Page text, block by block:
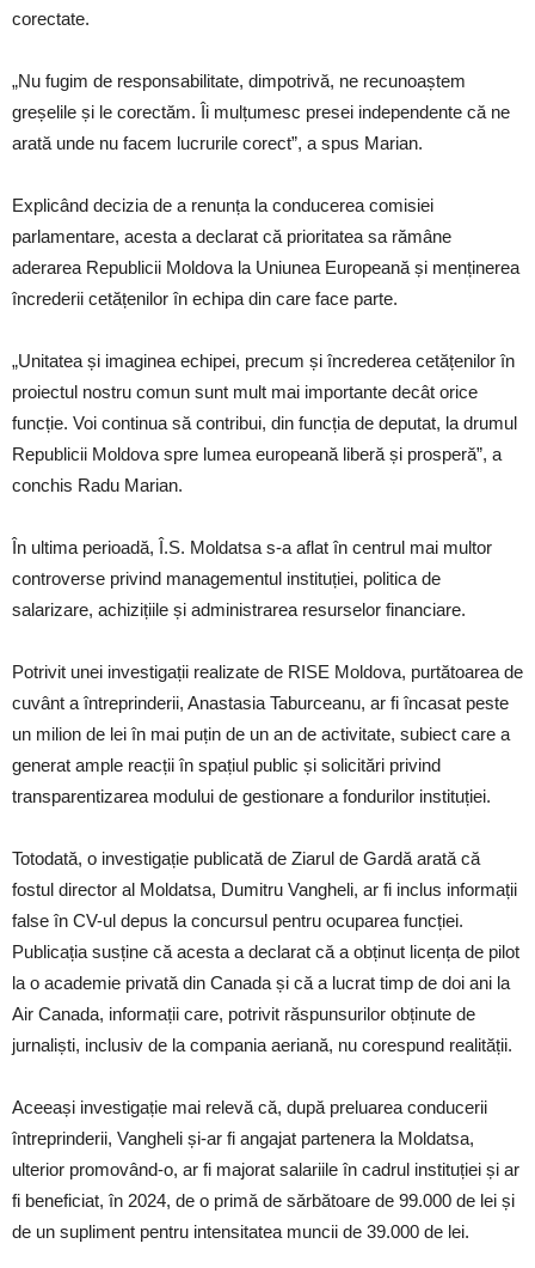
corectate.
„Nu fugim de responsabilitate, dimpotrivă, ne recunoaștem
greșelile și le corectăm. Îi mulțumesc presei independente că ne
arată unde nu facem lucrurile corect”, a spus Marian.
Explicând decizia de a renunța la conducerea comisiei
parlamentare, acesta a declarat că prioritatea sa rămâne
aderarea Republicii Moldova la Uniunea Europeană și menținerea
încrederii cetățenilor în echipa din care face parte.
„Unitatea și imaginea echipei, precum și încrederea cetățenilor în
proiectul nostru comun sunt mult mai importante decât orice
funcție. Voi continua să contribui, din funcția de deputat, la drumul
Republicii Moldova spre lumea europeană liberă și prosperă”, a
conchis Radu Marian.
În ultima perioadă, Î.S. Moldatsa s-a aflat în centrul mai multor
controverse privind managementul instituției, politica de
salarizare, achizițiile și administrarea resurselor financiare.
Potrivit unei investigații realizate de RISE Moldova, purtătoarea de
cuvânt a întreprinderii, Anastasia Taburceanu, ar fi încasat peste
un milion de lei în mai puțin de un an de activitate, subiect care a
generat ample reacții în spațiul public și solicitări privind
transparentizarea modului de gestionare a fondurilor instituției.
Totodată, o investigație publicată de Ziarul de Gardă arată că
fostul director al Moldatsa, Dumitru Vangheli, ar fi inclus informații
false în CV-ul depus la concursul pentru ocuparea funcției.
Publicația susține că acesta a declarat că a obținut licența de pilot
la o academie privată din Canada și că a lucrat timp de doi ani la
Air Canada, informații care, potrivit răspunsurilor obținute de
jurnaliști, inclusiv de la compania aeriană, nu corespund realității.
Aceeași investigație mai relevă că, după preluarea conducerii
întreprinderii, Vangheli și-ar fi angajat partenera la Moldatsa,
ulterior promovând-o, ar fi majorat salariile în cadrul instituției și ar
fi beneficiat, în 2024, de o primă de sărbătoare de 99.000 de lei și
de un supliment pentru intensitatea muncii de 39.000 de lei.